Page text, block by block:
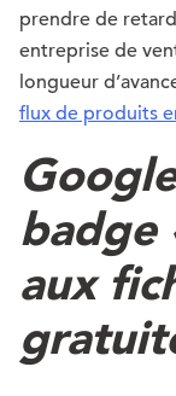
prendre de
entreprise de
longueur
flux de produits
badge
aux